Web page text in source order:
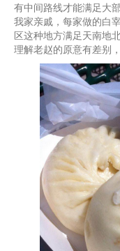
有中间路线才能满足大
我家亲戚，每家做的白
区这种地方满足天南地
理解老赵的原意有差别